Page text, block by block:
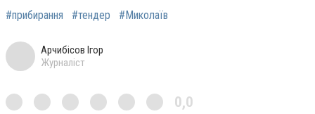
#прибирання #тендер #Миколаїв
Арчибісов Ігор
Журналіст
0,0